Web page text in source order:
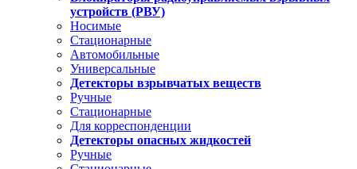
устройств (РВУ)
Носимые
Стационарные
Автомобильные
Универсальные
Детекторы взрывчатых веществ
Ручные
Стационарные
Для корреспонденции
Детекторы опасных жидкостей
Ручные